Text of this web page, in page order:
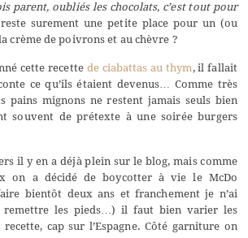
parent, oubliés les chocolats, c’est tout pour
surement une petite place pour un (ou
crème de poivrons et au chèvre ?
cette recette de ciabattas au thym, il fallait
ce qu’ils étaient devenus… Comme très
pains mignons ne restent jamais seuls bien
souvent de prétexte à une soirée burgers
il y en a déjà plein sur le blog, mais comme
on a décidé de boycotter à vie le McDo
bientôt deux ans et franchement je n’ai
remettre les pieds…) il faut bien varier les
cap sur l’Espagne. Côté garniture on